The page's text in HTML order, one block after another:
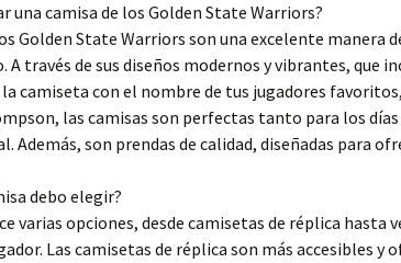
una camisa de los Golden State Warriors?
Golden State Warriors son una excelente manera
A través de sus diseños modernos y vibrantes, que
la camiseta con el nombre de tus jugadores
las camisas son perfectas tanto para los
Además, son prendas de calidad, diseñadas para
debo elegir?
varias opciones, desde camisetas de réplica hasta
Las camisetas de réplica son más accesibles y